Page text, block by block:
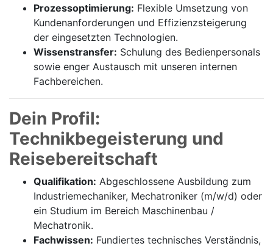
Prozessoptimierung: Flexible Umsetzung von
Kundenanforderungen und Effizienzsteigerung
der eingesetzten Technologien.
Wissenstransfer: Schulung des Bedienpersonals
sowie enger Austausch mit unseren internen
Fachbereichen.
Dein Profil:
Technikbegeisterung und
Reisebereitschaft
Qualifikation: Abgeschlossene Ausbildung zum
Industriemechaniker, Mechatroniker (m/w/d) oder
ein Studium im Bereich Maschinenbau /
Mechatronik.
Fachwissen: Fundiertes technisches Verständnis,